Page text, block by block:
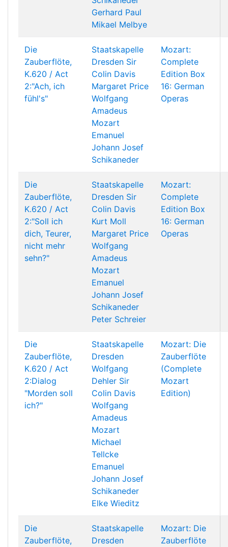
Gerhard Paul
Mikael Melbye
Die
Zauberflöte,
K.620 / Act
2:"Ach, ich
fühl's"
Staatskapelle
Dresden Sir
Colin Davis
Margaret Price
Wolfgang
Amadeus
Mozart
Emanuel
Johann Josef
Schikaneder
Mozart:
Complete
Edition Box
16: German
Operas
Die
Zauberflöte,
K.620 / Act
2:"Soll ich
dich, Teurer,
nicht mehr
sehn?"
Staatskapelle
Dresden Sir
Colin Davis
Kurt Moll
Margaret Price
Wolfgang
Amadeus
Mozart
Emanuel
Johann Josef
Schikaneder
Peter Schreier
Mozart:
Complete
Edition Box
16: German
Operas
Die
Zauberflöte,
K.620 / Act
2:Dialog
"Morden soll
ich?"
Staatskapelle
Dresden
Wolfgang
Dehler Sir
Colin Davis
Wolfgang
Amadeus
Mozart
Michael
Tellcke
Emanuel
Johann Josef
Schikaneder
Elke Wieditz
Mozart: Die
Zauberflöte
(Complete
Mozart
Edition)
Die
Zauberflöte,
Staatskapelle
Dresden
Mozart: Die
Zauberflöte